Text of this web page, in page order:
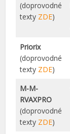
(doprovodné
texty ZDE)
Priorix
(doprovodné
texty ZDE)
M-M-
RVAXPRO
(doprovodné
texty ZDE)